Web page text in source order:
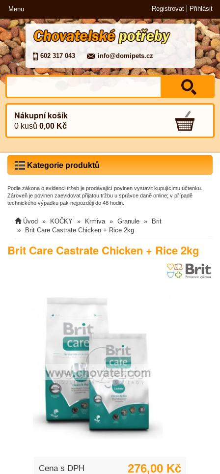
Menu Registrovat Přihlásit
602 317 043 info@domipets.cz
Nákupní košík
0 kusů0,00 Kč
Kategorie produktů
Podle zákona o evidenci tržeb je prodávající povinen vystavit kupujícímu účtenku.
Zároveň je povinen zaevidovat přijatou tržbu u správce daně online; v případě
technického výpadku pak nejpozději do 48 hodin.
Úvod KOČKY Krmiva Granule
Brit
Brit Care Castrate Chicken + Rice 2kg
Brit Care Castrate Chicken + Rice 2kg
Cena s DPH 276,00 Kč